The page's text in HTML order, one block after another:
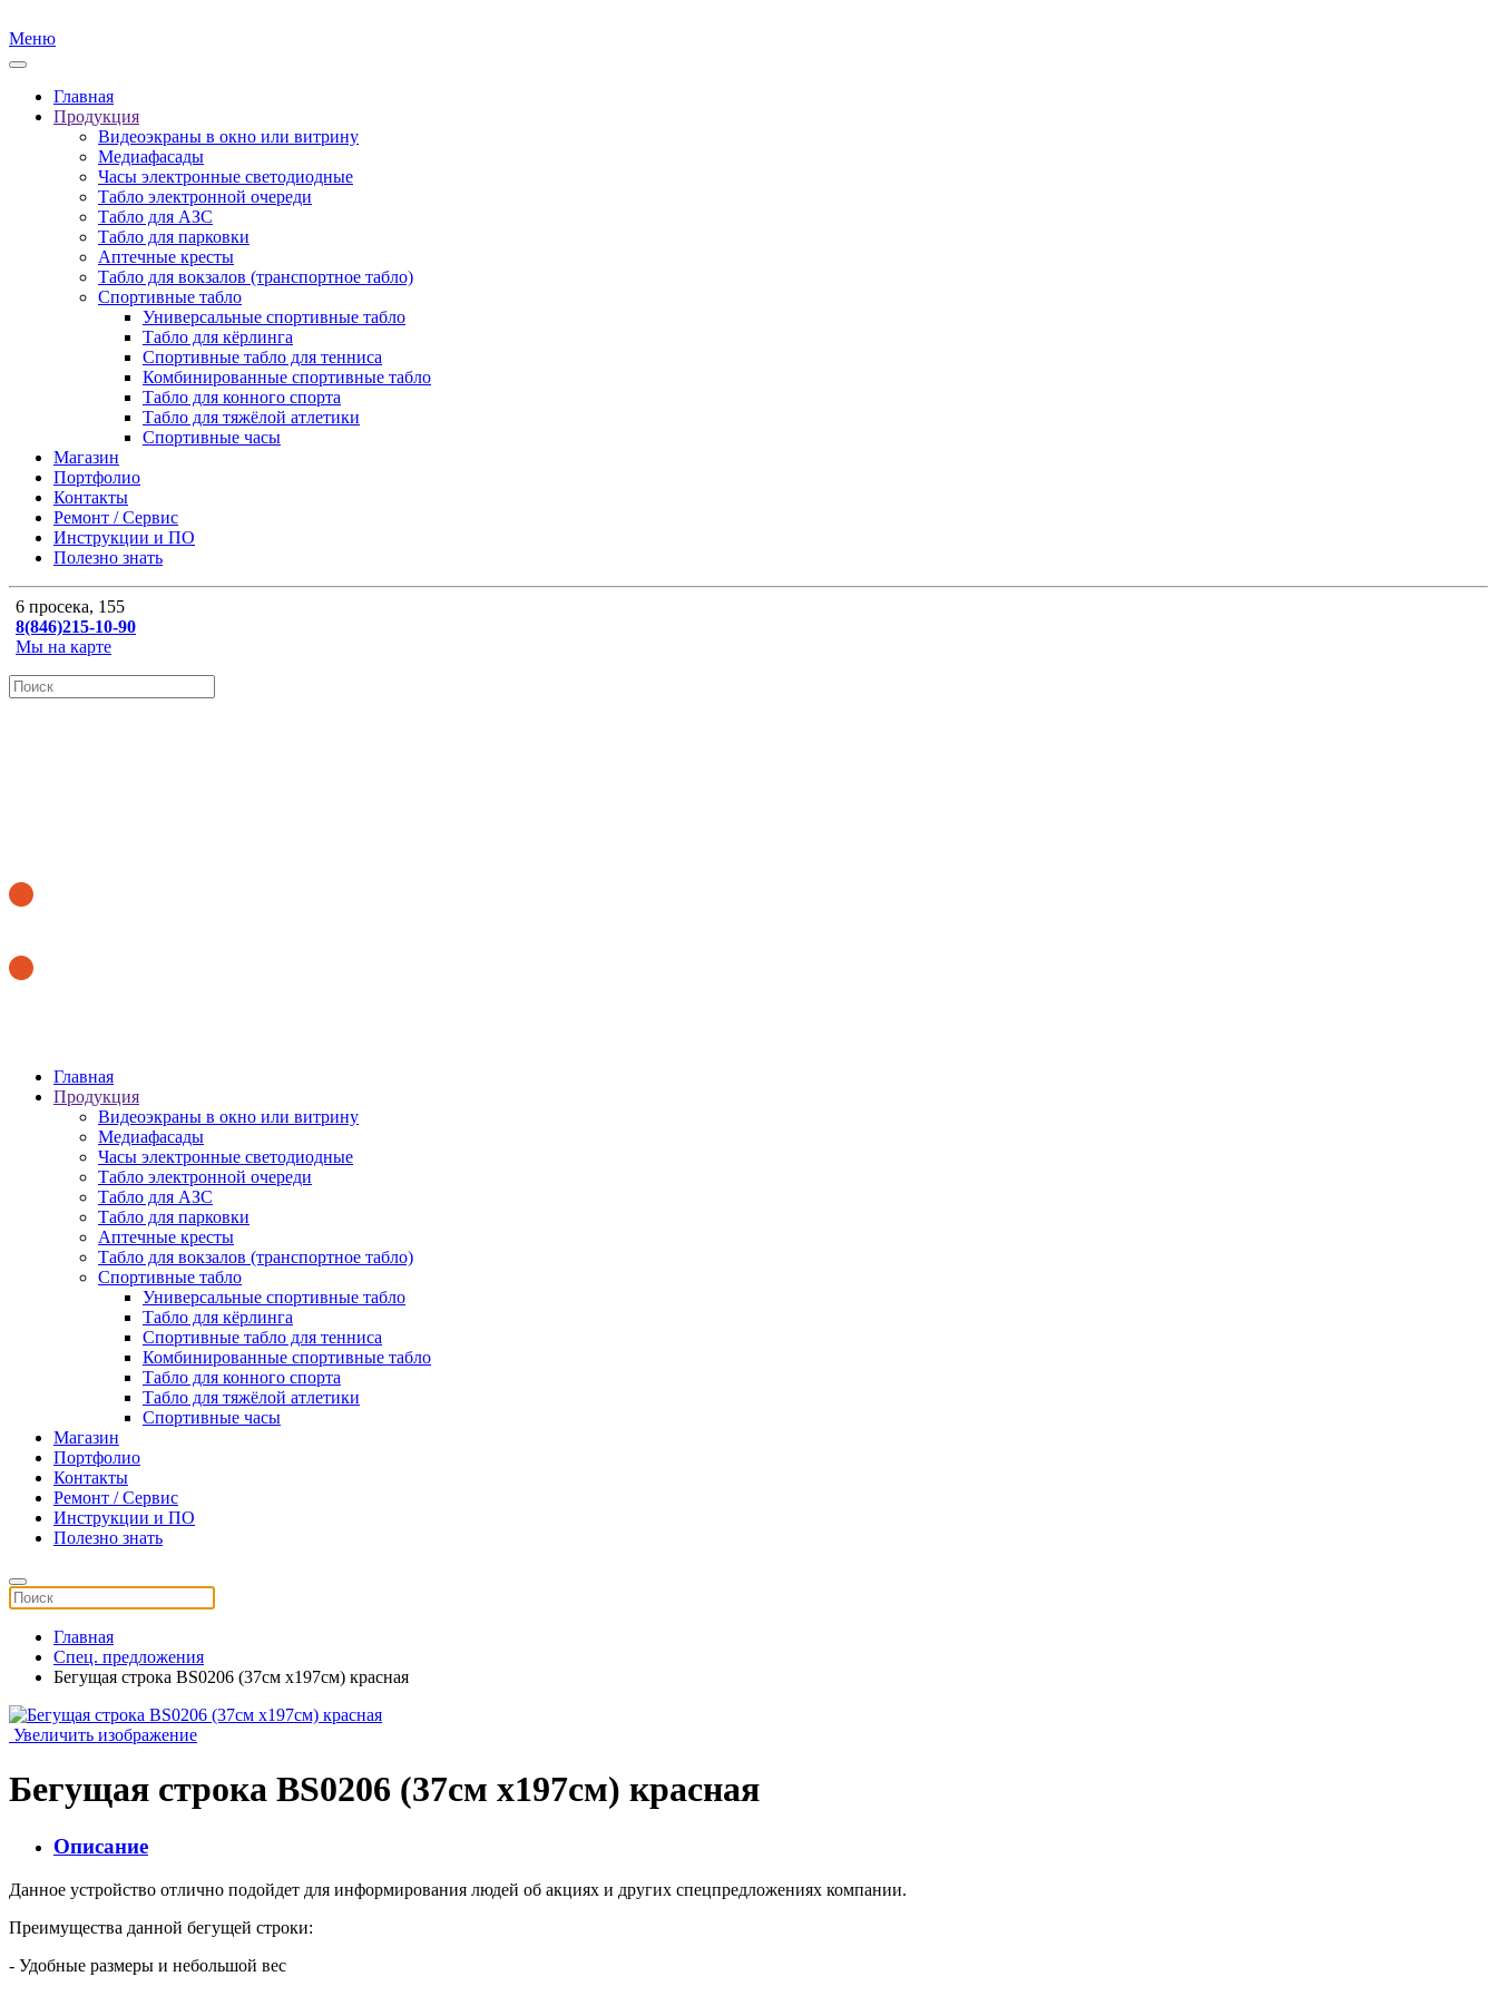
Меню
Главная
Продукция
Видеоэкраны в окно или витрину
Медиафасады
Часы электронные светодиодные
Табло электронной очереди
Табло для АЗС
Табло для парковки
Аптечные кресты
Табло для вокзалов (транспортное табло)
Спортивные табло
Универсальные спортивные табло
Табло для кёрлинга
Спортивные табло для тенниса
Комбинированные спортивные табло
Табло для конного спорта
Табло для тяжёлой атлетики
Спортивные часы
Магазин
Портфолио
Контакты
Ремонт / Сервис
Инструкции и ПО
Полезно знать
6 просека, 155
8(846)215-10-90
Мы на карте
Главная
Продукция
Видеоэкраны в окно или витрину
Медиафасады
Часы электронные светодиодные
Табло электронной очереди
Табло для АЗС
Табло для парковки
Аптечные кресты
Табло для вокзалов (транспортное табло)
Спортивные табло
Универсальные спортивные табло
Табло для кёрлинга
Спортивные табло для тенниса
Комбинированные спортивные табло
Табло для конного спорта
Табло для тяжёлой атлетики
Спортивные часы
Магазин
Портфолио
Контакты
Ремонт / Сервис
Инструкции и ПО
Полезно знать
Главная
Спец. предложения
Бегущая строка BS0206 (37см x197см) красная
Увеличить изображение
Бегущая строка BS0206 (37см x197см) красная
Описание
Данное устройство отлично подойдет для информирования людей об акциях и других спецпредложениях компании.
Преимущества данной бегущей строки:
- Удобные размеры и небольшой вес